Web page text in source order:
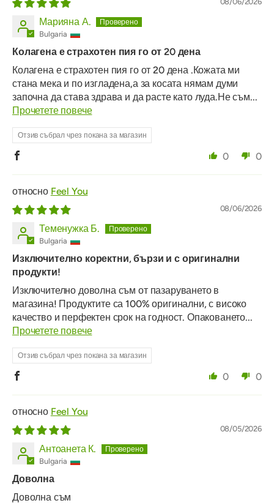
Марияна А.
Bulgaria
Колагена е страхотен пия го от 20 дена
Колагена е страхотен пия го от 20 дена .Кожата ми
стана мека и по изгладена,а за косата нямам думи
започна да става здрава и да расте като луда.Не съм...
Прочетете повече
Отзив събрал чрез покана за магазин
0 0
Feel You
08/06/2026
Теменужка Б.
Bulgaria
Изключително коректни, бързи и с оригинални
продукти!
Изключително доволна съм от пазаруването в
магазина! Продуктите са 100% оригинални, с високо
качество и перфектен срок на годност. Опаковането...
Прочетете повече
Отзив събрал чрез покана за магазин
0 0
Feel You
08/05/2026
Антоанета К.
Bulgaria
Доволна
Доволна съм